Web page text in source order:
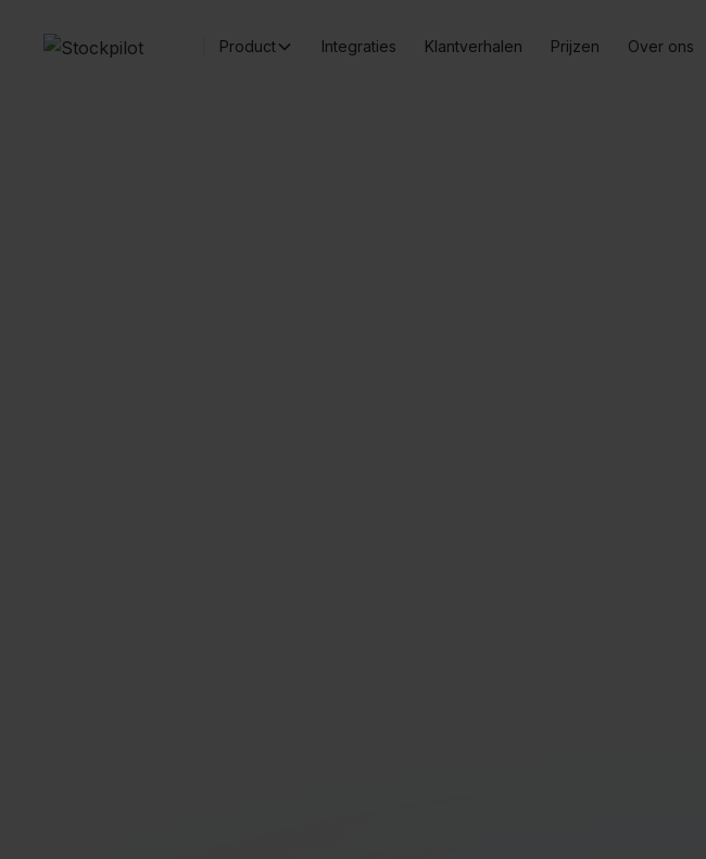
Product Integraties Klantverhalen Prijzen Over ons